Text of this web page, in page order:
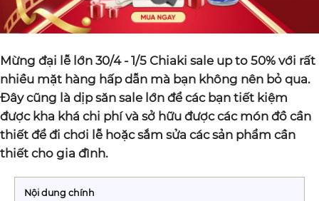
Mừng đại lễ lớn 30/4 - 1/5 Chiaki sale up to 50% với rất
nhiều mặt hàng hấp dẫn mà bạn không nên bỏ qua.
Đây cũng là dịp săn sale lớn để các bạn tiết kiệm
được kha khá chi phí và sở hữu được các món đồ cần
thiết để đi chơi lễ hoặc sắm sửa các sản phẩm cần
thiết cho gia đình.
Nội dung chính